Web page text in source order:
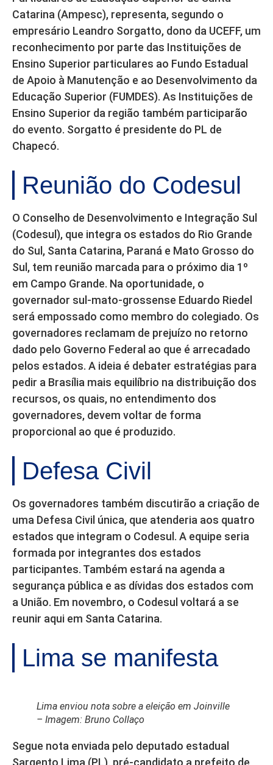
Catarina (Ampesc), representa, segundo o
empresário Leandro Sorgatto, dono da UCEFF, um
reconhecimento por parte das Instituições de
Ensino Superior particulares ao Fundo Estadual
de Apoio à Manutenção e ao Desenvolvimento da
Educação Superior (FUMDES). As Instituições de
Ensino Superior da região também participarão
do evento. Sorgatto é presidente do PL de
Chapecó.
Reunião do Codesul
O Conselho de Desenvolvimento e Integração Sul
(Codesul), que integra os estados do Rio Grande
do Sul, Santa Catarina, Paraná e Mato Grosso do
Sul, tem reunião marcada para o próximo dia 1º
em Campo Grande. Na oportunidade, o
governador sul-mato-grossense Eduardo Riedel
será empossado como membro do colegiado. Os
governadores reclamam de prejuízo no retorno
dado pelo Governo Federal ao que é arrecadado
pelos estados. A ideia é debater estratégias para
pedir a Brasília mais equilíbrio na distribuição dos
recursos, os quais, no entendimento dos
governadores, devem voltar de forma
proporcional ao que é produzido.
Defesa Civil
Os governadores também discutirão a criação de
uma Defesa Civil única, que atenderia aos quatro
estados que integram o Codesul. A equipe seria
formada por integrantes dos estados
participantes. Também estará na agenda a
segurança pública e as dívidas dos estados com
a União. Em novembro, o Codesul voltará a se
reunir aqui em Santa Catarina.
Lima se manifesta
Lima enviou nota sobre a eleição em Joinville
– Imagem: Bruno Collaço
Segue nota enviada pelo deputado estadual
Sargento Lima (PL), pré-candidato a prefeito de